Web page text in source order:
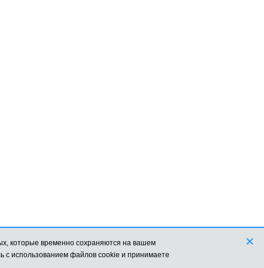
данный сайт, Вы соглашаетесь с использованием файлов cookie и принимаете
×